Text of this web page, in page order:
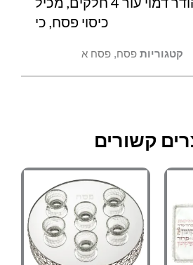
כיסוי פסח, כי
קטגוריות פסח, פסח א
קשורים